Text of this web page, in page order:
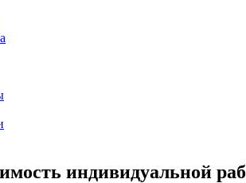
индивидуальной